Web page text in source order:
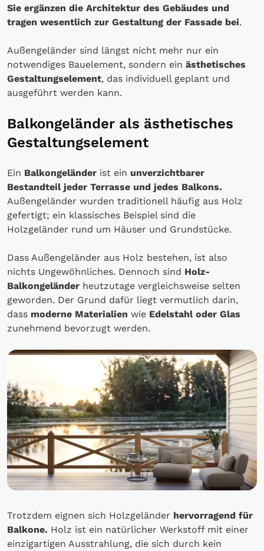
Sie ergänzen die Architektur des Gebäudes und
tragen wesentlich zur Gestaltung der Fassade bei.
Außengeländer sind längst nicht mehr nur ein
notwendiges Bauelement, sondern ein ästhetisches
Gestaltungselement, das individuell geplant und
ausgeführt werden kann.
Balkongeländer als ästhetisches
Gestaltungselement
Ein Balkongeländer ist ein unverzichtbarer
Bestandteil jeder Terrasse und jedes Balkons.
Außengeländer wurden traditionell häufig aus Holz
gefertigt; ein klassisches Beispiel sind die
Holzgeländer rund um Häuser und Grundstücke.
Dass Außengeländer aus Holz bestehen, ist also
nichts Ungewöhnliches. Dennoch sind Holz-
Balkongeländer heutzutage vergleichsweise selten
geworden. Der Grund dafür liegt vermutlich darin,
dass moderne Materialien wie Edelstahl oder Glas
zunehmend bevorzugt werden.
Trotzdem eignen sich Holzgeländer hervorragend für
Balkone. Holz ist ein natürlicher Werkstoff mit einer
einzigartigen Ausstrahlung, die sich durch kein